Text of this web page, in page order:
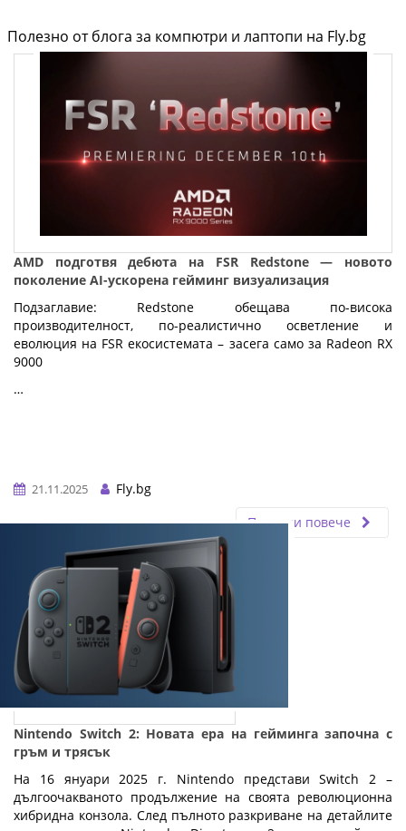
Полезно от блога за компютри и лаптопи на Fly.bg
AMD подготвя дебюта на FSR Redstone — новото
поколение AI-ускорена гейминг визуализация
Подзаглавие: Redstone обещава по-висока
производителност, по-реалистично осветление и
еволюция на FSR екосистемата – засега само за Radeon RX
9000
…
21.11.2025
Fly.bg
Прочети повече
Nintendo Switch 2: Новата ера на гейминга започна с
гръм и трясък
На 16 януари 2025 г. Nintendo представи Switch 2 –
дългоочакваното продължение на своята революционна
хибридна конзола. След пълното разкриване на детайлите